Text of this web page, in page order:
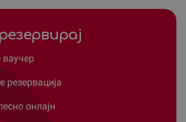
ваучер
резервација
онлајн